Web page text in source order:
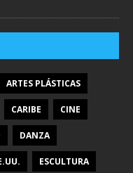
ARTES PLÁSTICAS
CARIBE CINE
DANZA
ESCULTURA